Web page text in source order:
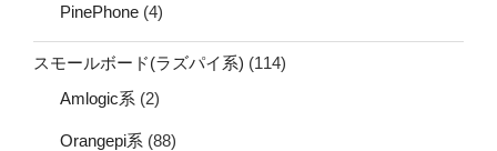
PinePhone (4)
スモールボード(ラズパイ系) (114)
Amlogic系 (2)
Orangepi系 (88)